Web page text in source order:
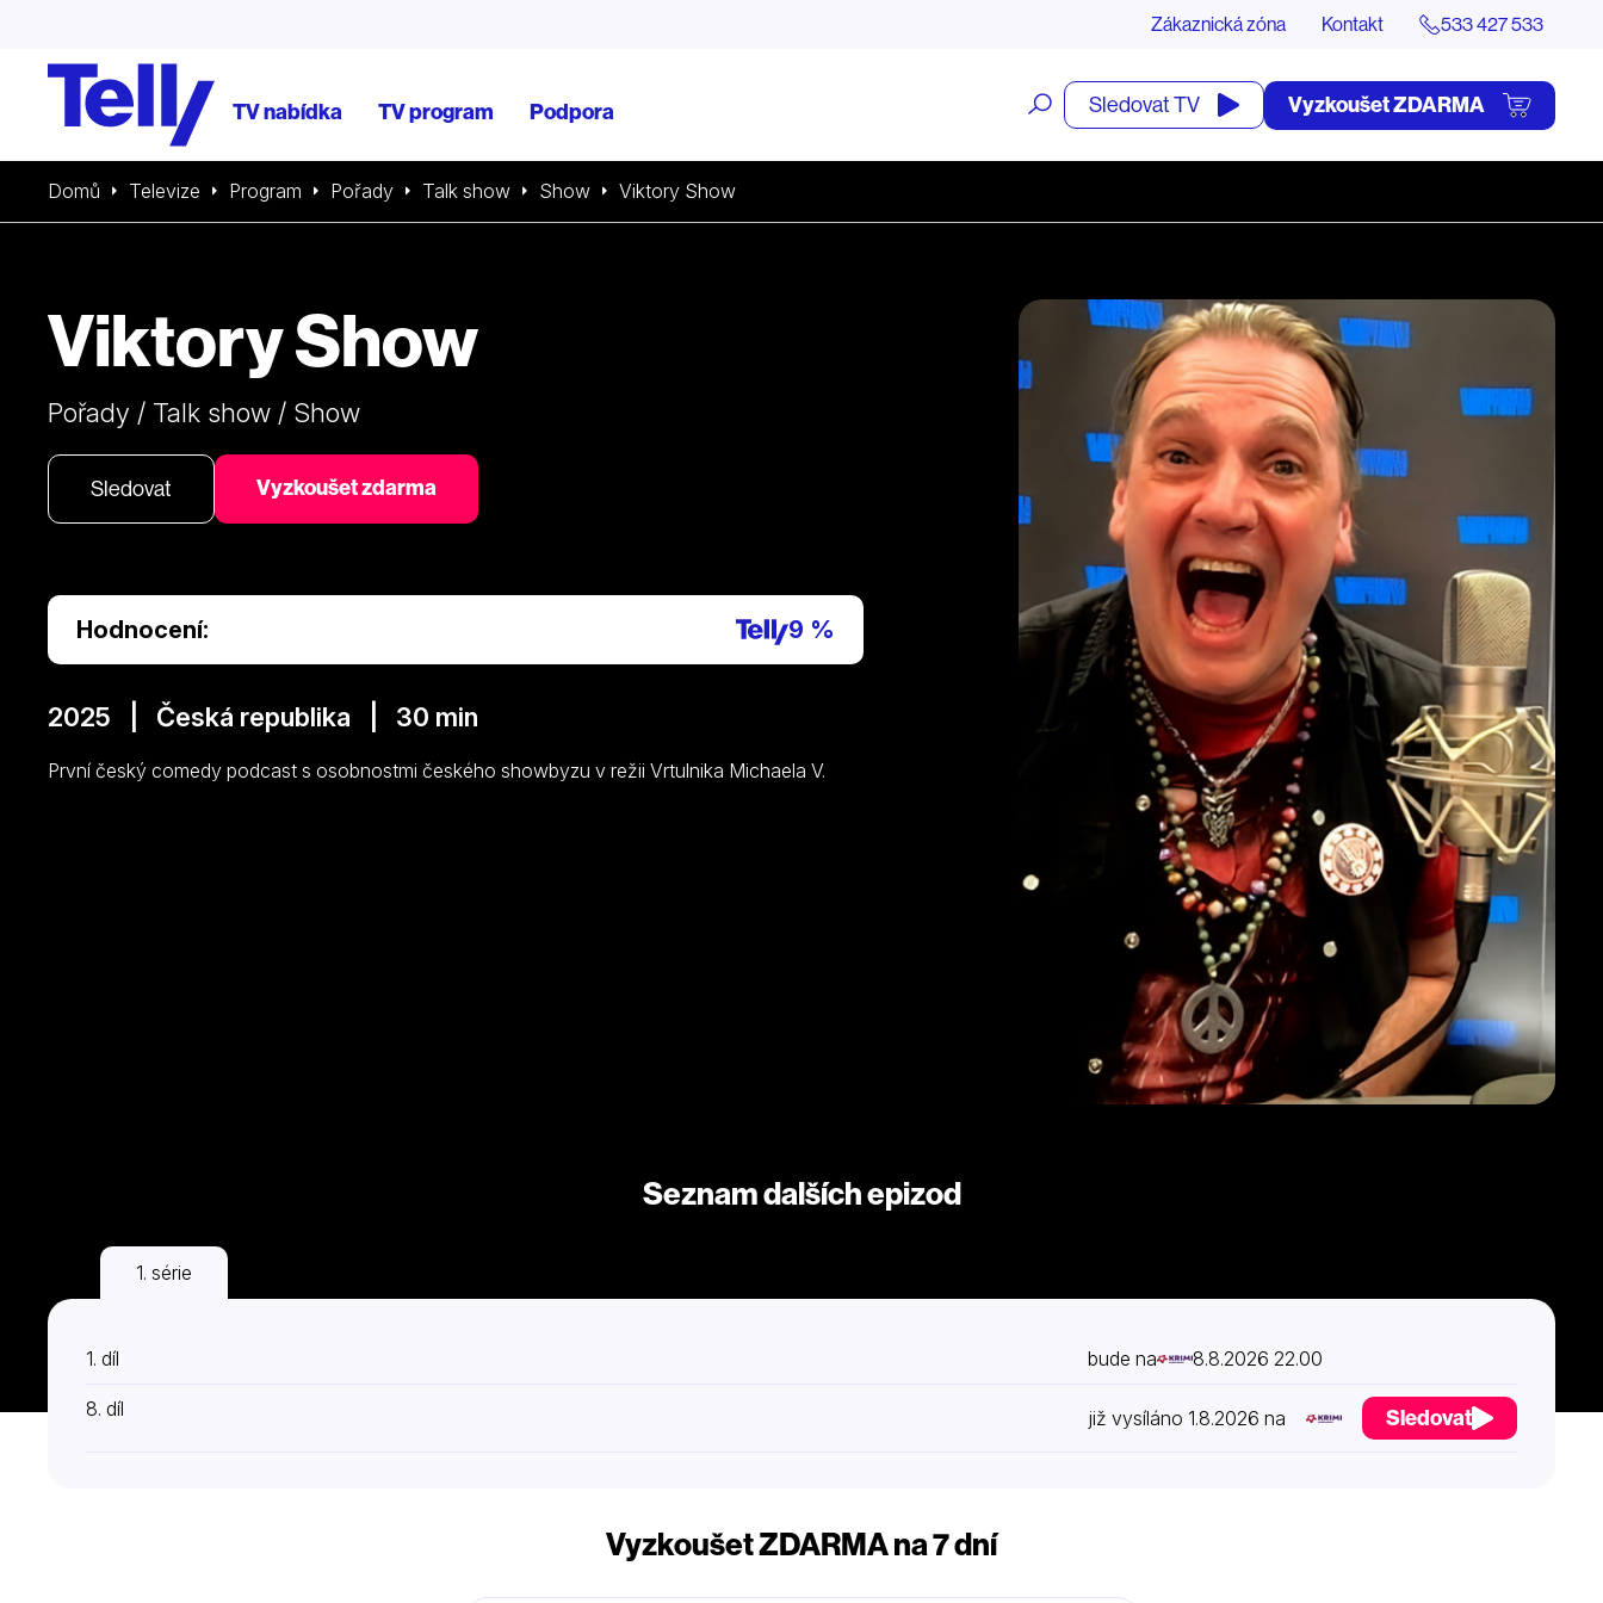
Zákaznická zóna Kontakt 533 427 533
TV nabídka TV program Podpora
Otevřít
vyhledávání
Sledovat TV Vyzkoušet ZDARMA
Domů Televize Program Pořady Talk show Show Viktory Show
Viktory Show
Pořady / Talk show / Show
Sledovat Vyzkoušet zdarma
Hodnocení: 9 %
2025 | Česká republika | 30 min
První český comedy podcast s osobnostmi českého showbyzu v režii Vrtulnika Michaela V.
Seznam dalších epizod
1. série
1. díl bude na 8.8.2026 22.00
8. díl již vysíláno 1.8.2026 na Sledovat
Vyzkoušet ZDARMA na 7 dní